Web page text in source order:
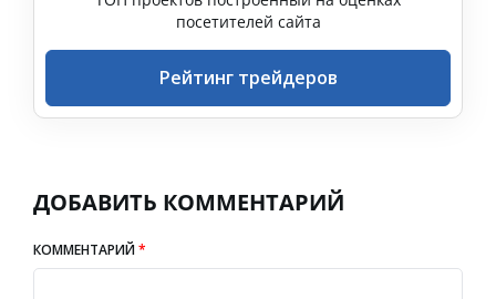
посетителей сайта
Рейтинг трейдеров
ДОБАВИТЬ КОММЕНТАРИЙ
КОММЕНТАРИЙ*